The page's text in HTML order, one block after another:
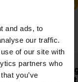
and ads, to
our traffic.
of our site with
partners who
you’ve